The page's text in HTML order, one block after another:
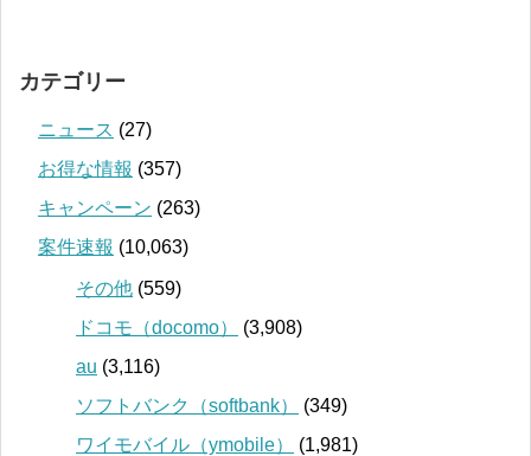
カテゴリー
ニュース (27)
お得な情報 (357)
キャンペーン (263)
案件速報 (10,063)
その他 (559)
ドコモ（docomo）
(3,908)
au (3,116)
ソフトバンク（softbank）
(349)
ワイモバイル（ymobile）
(1,981)